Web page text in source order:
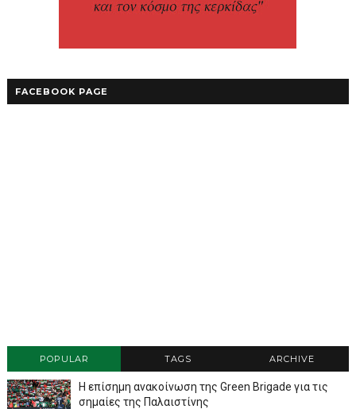
FACEBOOK PAGE
POPULAR TAGS ARCHIVE
Η επίσημη ανακοίνωση της Green Brigade για τις
σημαίες της Παλαιστίνης